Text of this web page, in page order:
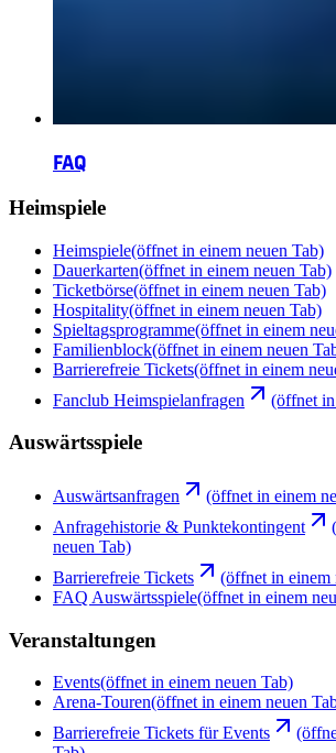
FAQ
Heimspiele
Heimspiele(öffnet in einem neuen Tab)
Dauerkarten(öffnet in einem neuen Tab)
Ticketbörse(öffnet in einem neuen Tab)
Hospitality(öffnet in einem neuen Tab)
Spieltagsprogramme(öffnet in einem
Familienblock(öffnet in einem neuen
Barrierefreie Tickets(öffnet in einem
Fanclub Heimspielanfragen
(öffnet
Auswärtsspiele
Auswärtsanfragen
(öffnet in einem
Anfragehistorie & Punktekontingent
neuen Tab)
Barrierefreie Tickets
(öffnet in einem
FAQ Auswärtsspiele(öffnet in einem
Veranstaltungen
Events(öffnet in einem neuen Tab)
Arena-Touren(öffnet in einem neuen
Barrierefreie Tickets für Events